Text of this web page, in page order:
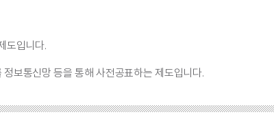
도입니다.
정보통신망 등을 통해 사전공표하는 제도입니다.